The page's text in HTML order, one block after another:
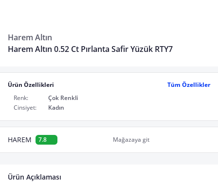
Harem Altın
Harem Altın 0.52 Ct Pırlanta Safir Yüzük RTY7
Ürün Özellikleri
Tüm Özellikler
Renk:
Çok Renkli
Cinsiyet:
Kadın
HAREM 7.8 Mağazaya git
Ürün Açıklaması